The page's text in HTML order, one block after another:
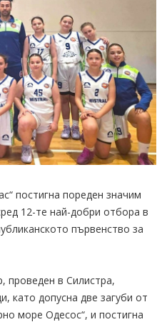
постигна пореден значим
12-те най-добри отбора в
първенство за
проведен в Силистра,
като допусна две загуби от
море Одесос“, и постигна